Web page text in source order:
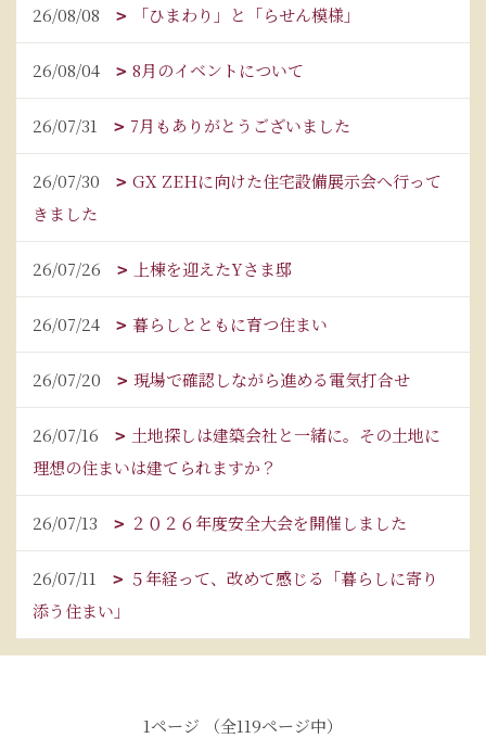
26/08/08 「ひまわり」と「らせん模様」
26/08/04 8月のイベントについて
26/07/31 7月もありがとうございました
26/07/30
GX ZEHに向けた住宅設備展示会へ行って
きました
26/07/26 上棟を迎えたYさま邸
26/07/24 暮らしとともに育つ住まい
26/07/20 現場で確認しながら進める電気打合せ
26/07/16
土地探しは建築会社と一緒に。その土地に
理想の住まいは建てられますか？
26/07/13 ２０２６年度安全大会を開催しました
26/07/11
５年経って、改めて感じる「暮らしに寄り
添う住まい」
1ページ （全119ページ中）